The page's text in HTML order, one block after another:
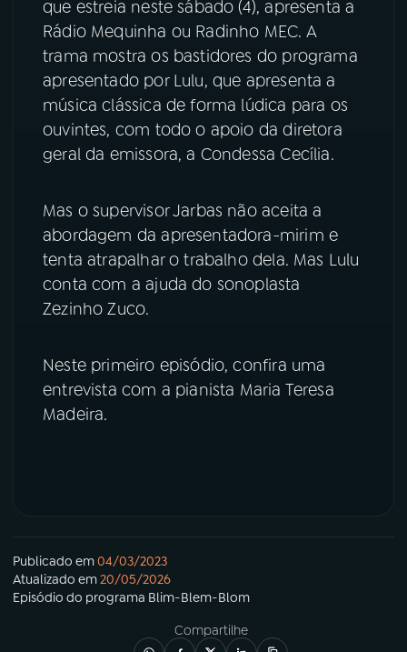
05PODCASTS
06VIDEOCASTS
08PRÊMIO RÁDIO MEC
ACOMPANHE A RÁDIO MEC
Instagram X
que estreia neste sábado (4), apresenta a
Rádio Mequinha ou Radinho MEC. A
trama mostra os bastidores do programa
apresentado por Lulu, que apresenta a
música clássica de forma lúdica para os
ouvintes, com todo o apoio da diretora
geral da emissora, a Condessa Cecília.
Mas o supervisor Jarbas não aceita a
abordagem da apresentadora-mirim e
tenta atrapalhar o trabalho dela. Mas Lulu
conta com a ajuda do sonoplasta
Zezinho Zuco.
Neste primeiro episódio, confira uma
entrevista com a pianista Maria Teresa
Madeira.
Publicado em04/03/2023
Atualizado em20/05/2026
Episódio do programa Blim-Blem-Blom
Compartilhe